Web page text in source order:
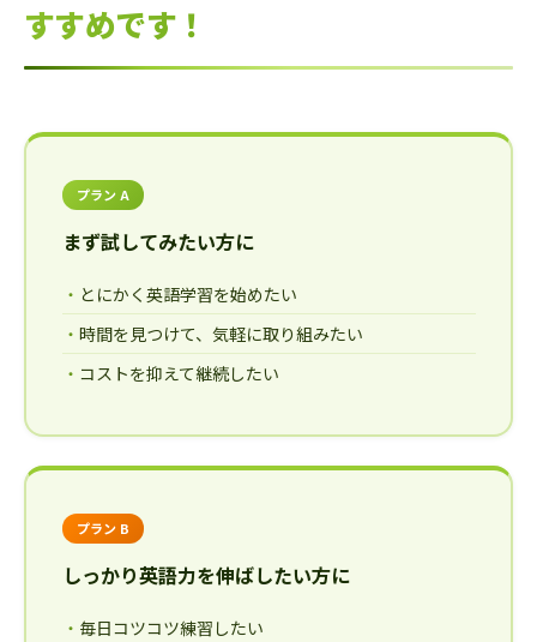
すすめです！
プラン A
まず試してみたい方に
とにかく英語学習を始めたい
時間を見つけて、気軽に取り組みたい
コストを抑えて継続したい
プラン B
しっかり英語力を伸ばしたい方に
毎日コツコツ練習したい